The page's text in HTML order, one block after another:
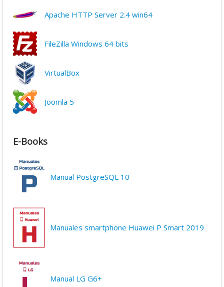
Apache HTTP Server 2.4 win64
FileZilla Windows 64 bits
VirtualBox
Joomla 5
E-Books
Manual PostgreSQL 10
Manuales smartphone Huawei P Smart 2019
Manual LG G6+